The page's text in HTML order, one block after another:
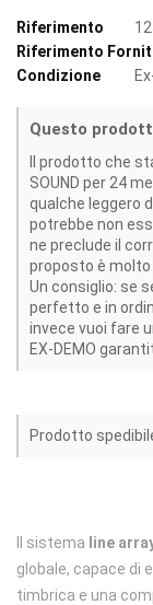
Riferimento
Riferimento
Condizione
Questo
Il prodotto che
SOUND per 24
qualche leggero
potrebbe non
ne preclude il
proposto è
Un consiglio: se
perfetto e in
invece vuoi fare
EX-DEMO
Prodotto
Il sistema line
globale, capace di
timbrica e una